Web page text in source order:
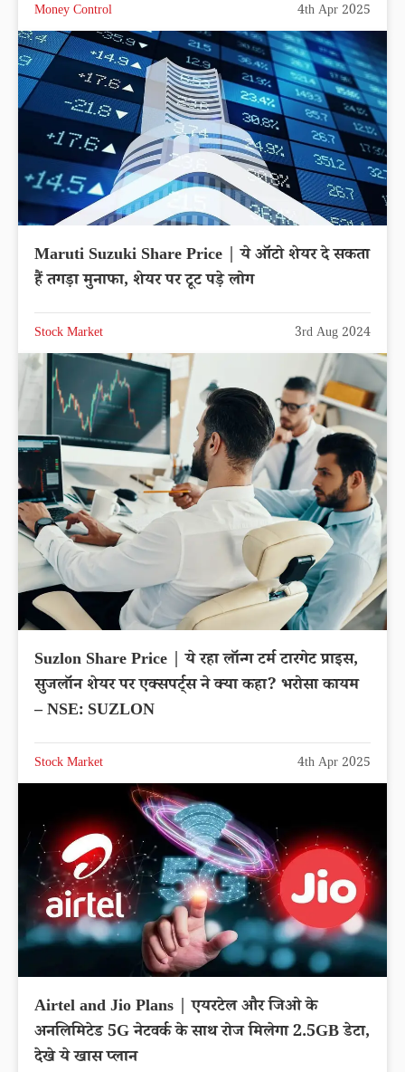
Money Control 4th Apr 2025
Maruti Suzuki Share Price | ये ऑटो शेयर दे सकता
हैं तगड़ा मुनाफा, शेयर पर टूट पड़े लोग
Stock Market 3rd Aug 2024
Suzlon Share Price | ये रहा लॉन्ग टर्म टारगेट प्राइस,
सुजलॉन शेयर पर एक्सपर्ट्स ने क्या कहा? भरोसा कायम
– NSE: SUZLON
Stock Market 4th Apr 2025
Airtel and Jio Plans | एयरटेल और जिओ के
अनलिमिटेड 5G नेटवर्क के साथ रोज मिलेगा 2.5GB डेटा,
देखे ये खास प्लान